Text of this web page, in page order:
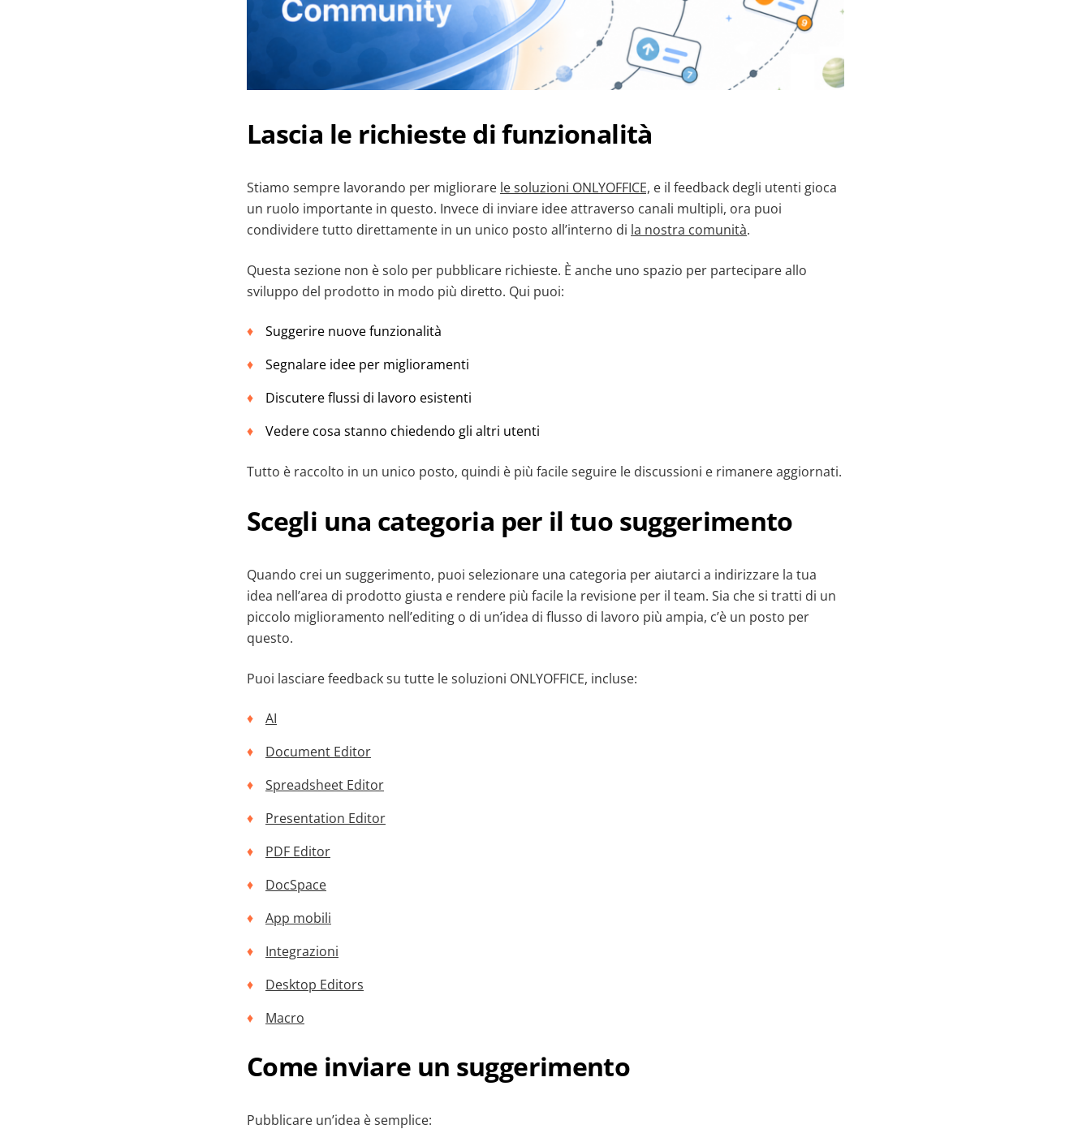
Lascia le richieste di funzionalità
Stiamo sempre lavorando per migliorare le soluzioni ONLYOFFICE, e il feedback degli utenti gioca
un ruolo importante in questo. Invece di inviare idee attraverso canali multipli, ora puoi
condividere tutto direttamente in un unico posto all’interno di la nostra comunità.
Questa sezione non è solo per pubblicare richieste. È anche uno spazio per partecipare allo
sviluppo del prodotto in modo più diretto. Qui puoi:
Suggerire nuove funzionalità
Segnalare idee per miglioramenti
Discutere flussi di lavoro esistenti
Vedere cosa stanno chiedendo gli altri utenti
Tutto è raccolto in un unico posto, quindi è più facile seguire le discussioni e rimanere aggiornati.
Scegli una categoria per il tuo suggerimento
Quando crei un suggerimento, puoi selezionare una categoria per aiutarci a indirizzare la tua
idea nell’area di prodotto giusta e rendere più facile la revisione per il team. Sia che si tratti di un
piccolo miglioramento nell’editing o di un’idea di flusso di lavoro più ampia, c’è un posto per
questo.
Puoi lasciare feedback su tutte le soluzioni ONLYOFFICE, incluse:
AI
Document Editor
Spreadsheet Editor
Presentation Editor
PDF Editor
DocSpace
App mobili
Integrazioni
Desktop Editors
Macro
Come inviare un suggerimento
Pubblicare un’idea è semplice: